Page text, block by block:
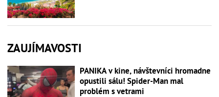
ZAUJÍMAVOSTI
PANIKA v kine, návštevníci hromadne
opustili sálu! Spider-Man mal
problém s vetrami